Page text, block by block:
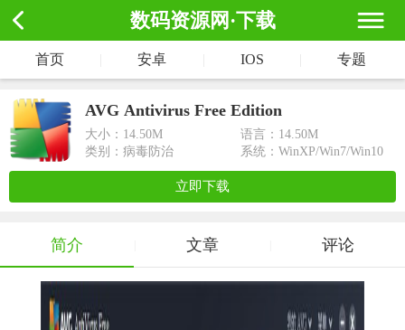
数码资源网·下载
首页 安卓 IOS 专题
AVG Antivirus Free Edition
大小： 14.50M
语言：14.50M
类别：病毒防治
系统：WinXP/Win7/Win10
立即下载
简介 文章 评论